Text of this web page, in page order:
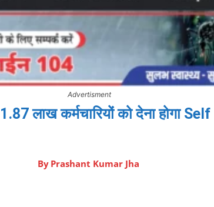
Advertisment
लाख कर्मचारियों को देना होगा
By Prashant Kumar Jha